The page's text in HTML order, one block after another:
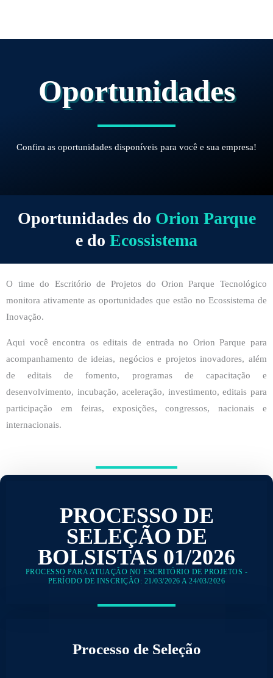
o
Oportunidades
Confira as oportunidades disponíveis para você e sua empresa!
Oportunidades do Orion Parque
e do Ecossistema
O time do Escritório de Projetos do Orion Parque Tecnológico
monitora ativamente as oportunidades que estão no Ecossistema de
Inovação.
Aqui você encontra os editais de entrada no Orion Parque para
acompanhamento de ideias, negócios e projetos inovadores, além
de editais de fomento, programas de capacitação e
desenvolvimento, incubação, aceleração, investimento, editais para
participação em feiras, exposições, congressos, nacionais e
internacionais.
PROCESSO DE
SELEÇÃO DE
BOLSISTAS 01/2026
PROCESSO PARA ATUAÇÃO NO ESCRITÓRIO DE PROJETOS -
PERÍODO DE INSCRIÇÃO: 21/03/2026 A 24/03/2026
Processo de Seleção